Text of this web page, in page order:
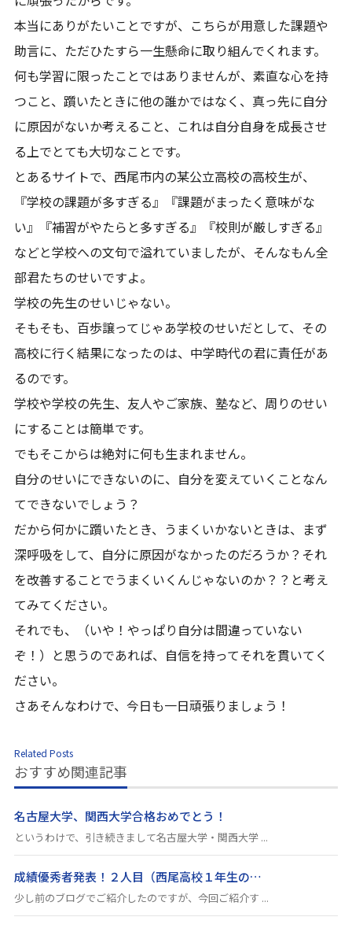
本当にありがたいことですが、こちらが用意した課題や
助言に、ただひたすら一生懸命に取り組んでくれます。
何も学習に限ったことではありませんが、素直な心を持
つこと、躓いたときに他の誰かではなく、真っ先に自分
に原因がないか考えること、これは自分自身を成長させ
る上でとても大切なことです。
とあるサイトで、西尾市内の某公立高校の高校生が、
『学校の課題が多すぎる』『課題がまったく意味がな
い』『補習がやたらと多すぎる』『校則が厳しすぎる』
などと学校への文句で溢れていましたが、そんなもん全
部君たちのせいですよ。
学校の先生のせいじゃない。
そもそも、百歩譲ってじゃあ学校のせいだとして、その
高校に行く結果になったのは、中学時代の君に責任があ
るのです。
学校や学校の先生、友人やご家族、塾など、周りのせい
にすることは簡単です。
でもそこからは絶対に何も生まれません。
自分のせいにできないのに、自分を変えていくことなん
てできないでしょう？
だから何かに躓いたとき、うまくいかないときは、まず
深呼吸をして、自分に原因がなかったのだろうか？それ
を改善することでうまくいくんじゃないのか？？と考え
てみてください。
それでも、（いや！やっぱり自分は間違っていない
ぞ！）と思うのであれば、自信を持ってそれを貫いてく
ださい。
さあそんなわけで、今日も一日頑張りましょう！
Related Posts
おすすめ関連記事
名古屋大学、関西大学合格おめでとう！
というわけで、引き続きまして名古屋大学・関西大学 ...
成績優秀者発表！２人目（西尾高校１年生の…
少し前のブログでご紹介したのですが、今回ご紹介す ...